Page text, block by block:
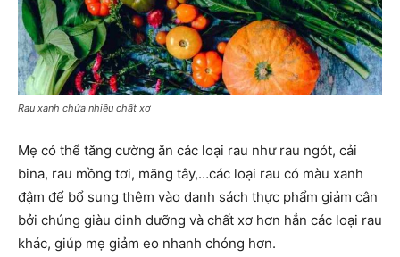
Rau xanh chứa nhiều chất xơ
Mẹ có thể tăng cường ăn các loại rau như rau ngót, cải
bina, rau mồng tơi, măng tây,…các loại rau có màu xanh
đậm để bổ sung thêm vào danh sách thực phẩm giảm cân
bởi chúng giàu dinh dưỡng và chất xơ hơn hẳn các loại rau
khác, giúp mẹ giảm eo nhanh chóng hơn.